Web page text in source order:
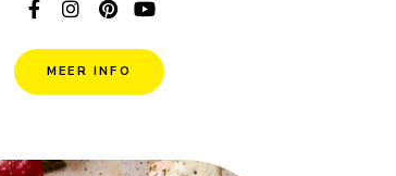
MEER INFO